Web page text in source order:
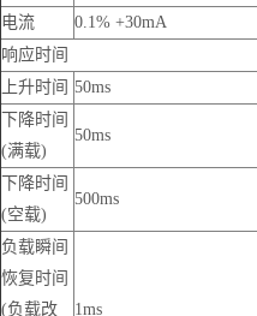
电流
0.1% +30mA
响应时间
上升时间 50ms
下降时间
(满载)
50ms
下降时间
(空载)
500ms
负载瞬间
恢复时间
(负载改
1ms